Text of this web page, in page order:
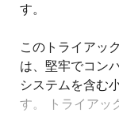
す。
このトライアッ
は、堅牢でコン
システムを含む
す。 トライアッ